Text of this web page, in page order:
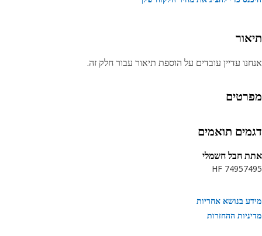
עדיין עובדים על הוספת תיאור עבור חלק זה.
תואמים
חבל חשמלי
7495 HF
בנושא אחריות
ההחזרות